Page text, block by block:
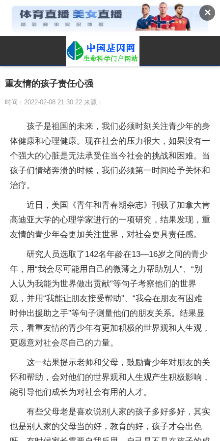
✕
重友情的孩子责任心强
时间：2022-02-08 21:30:22 来源：
孩子是祖国的未来，我们必须时刻关注青少年的身
体健康和心理健康。现在社会的压力很大，如果没有一
个强大的心脏是无法承受住当今社会的挑战和困难。当
孩子们情绪奔溃的时候，我们必须第一时间给予关怀和
治疗。
近日，美国《青年和青春期杂志》刊载了加拿大肯
高迪亚大学的心理学家进行的一项研究，结果发现，重
友情的青少年会更加关注世界，对社会更具责任感。
研究人员选取了142名年龄在13—16岁之间的青少
年，用“我会尽可能用自己的微薄之力帮助别人”、“别
人认为我能为世界做出贡献”等句子考察他们的世界
观，并用“我能让朋友接受帮助”、“我会在朋友有困难
时伸出援助之手”等句子测量他们的朋友关系。结果显
示，看重友情的青少年有更加积极的世界观和人生观，
更愿意对社会尽自己的力量。
这一结果提示老师和父母，鼓励青少年对朋友的关
怀和帮助，会对他们的世界观和人生观产生积极影响，
能引导他们成长为对社会有用的人才。
有些父母老是喜欢说别人家的孩子多好多好，其实
也是别人家的父母当的好，教育的好，孩子才会出色